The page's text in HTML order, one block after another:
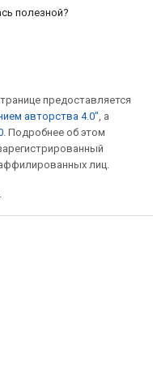
полезной?
предоставляется
авторства 4.0", а
. Подробнее об этом
лиц.